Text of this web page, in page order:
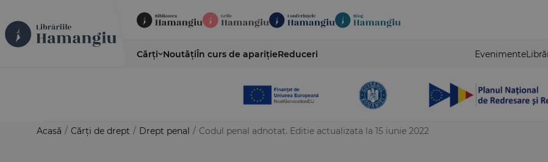
Cărți NoutățiÎn curs de aparițieReduceri Evenimente
Acasă / Cărți de drept / Drept penal / Codul penal adnotat. Editie actualizata la 15 iunie 2022